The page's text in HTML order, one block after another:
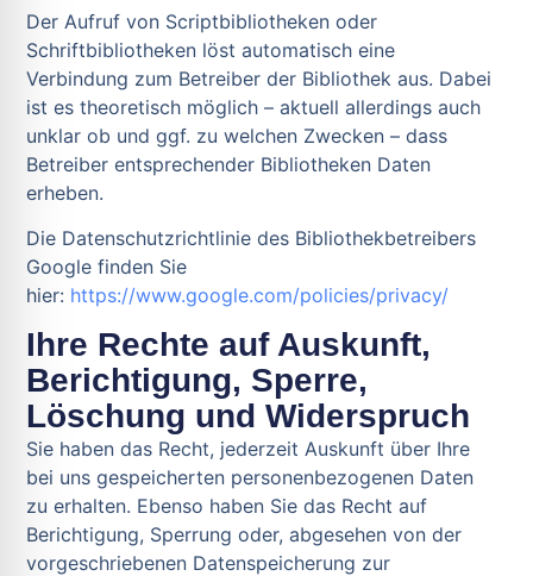
Der Aufruf von Scriptbibliotheken oder
Schriftbibliotheken löst automatisch eine
Verbindung zum Betreiber der Bibliothek aus. Dabei
ist es theoretisch möglich – aktuell allerdings auch
unklar ob und ggf. zu welchen Zwecken – dass
Betreiber entsprechender Bibliotheken Daten
erheben.
Die Datenschutzrichtlinie des Bibliothekbetreibers
Google finden Sie
hier: https://www.google.com/policies/privacy/
Ihre Rechte auf Auskunft,
Berichtigung, Sperre,
Löschung und Widerspruch
Sie haben das Recht, jederzeit Auskunft über Ihre
bei uns gespeicherten personenbezogenen Daten
zu erhalten. Ebenso haben Sie das Recht auf
Berichtigung, Sperrung oder, abgesehen von der
vorgeschriebenen Datenspeicherung zur